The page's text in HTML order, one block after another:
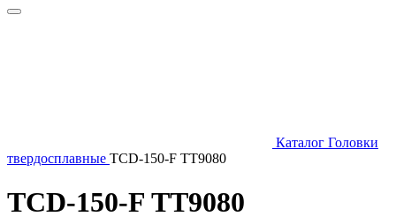
Каталог Головки
твердосплавные TCD-150-F TT9080
TCD-150-F TT9080